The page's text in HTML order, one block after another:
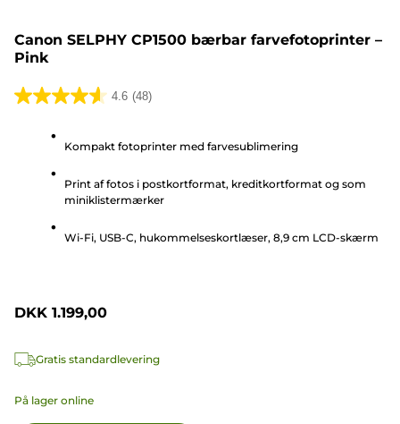
Canon SELPHY CP1500 bærbar farvefotoprinter –
Pink
4.6 (48)
4.6
stjerner.
anmeldelser
Kompakt fotoprinter med farvesublimering
Print af fotos i postkortformat, kreditkortformat og som
miniklistermærker
Wi-Fi, USB-C, hukommelseskortlæser, 8,9 cm LCD-skærm
DKK 1.199,00
Gratis standardlevering
På lager online